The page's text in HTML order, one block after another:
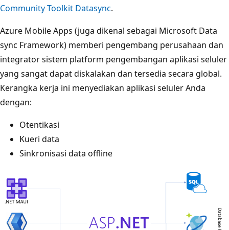
Community Toolkit Datasync.
Azure Mobile Apps (juga dikenal sebagai Microsoft Data
sync Framework) memberi pengembang perusahaan dan
integrator sistem platform pengembangan aplikasi seluler
yang sangat dapat diskalakan dan tersedia secara global.
Kerangka kerja ini menyediakan aplikasi seluler Anda
dengan:
Otentikasi
Kueri data
Sinkronisasi data offline